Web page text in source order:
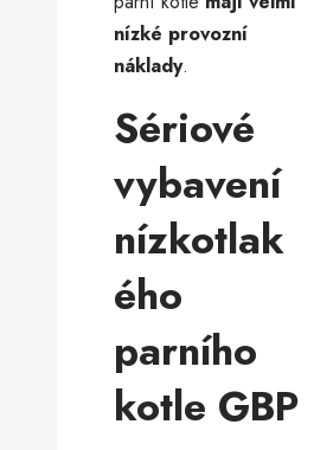
nízké provozní
náklady.
Sériové
vybavení
nízkotlak
ého
parního
kotle GBP